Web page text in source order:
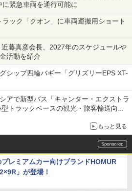
緊急車両を通行可能に
ック「クオン」に車両運搬用ショート
藤真彦会長、2027年のスケジュールや
活動を紹介
シップ四輪バギー「グリズリーEPS XT-
アで新型バス「キャンター・エクストラ
トラックベースの観光・旅客輸送向け
もっと見る
プレミアムカー向けブランドHOMUR
」が登場！